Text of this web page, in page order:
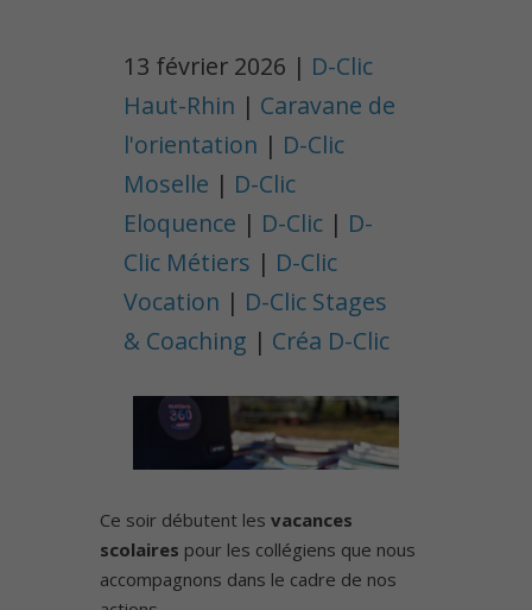
13 février 2026 | D-Clic
Haut-Rhin | Caravane de
l'orientation | D-Clic
Moselle | D-Clic
Eloquence | D-Clic | D-
Clic Métiers | D-Clic
Vocation | D-Clic Stages
& Coaching | Créa D-Clic
Ce soir débutent les vacances
scolaires pour les collégiens que nous
accompagnons dans le cadre de nos